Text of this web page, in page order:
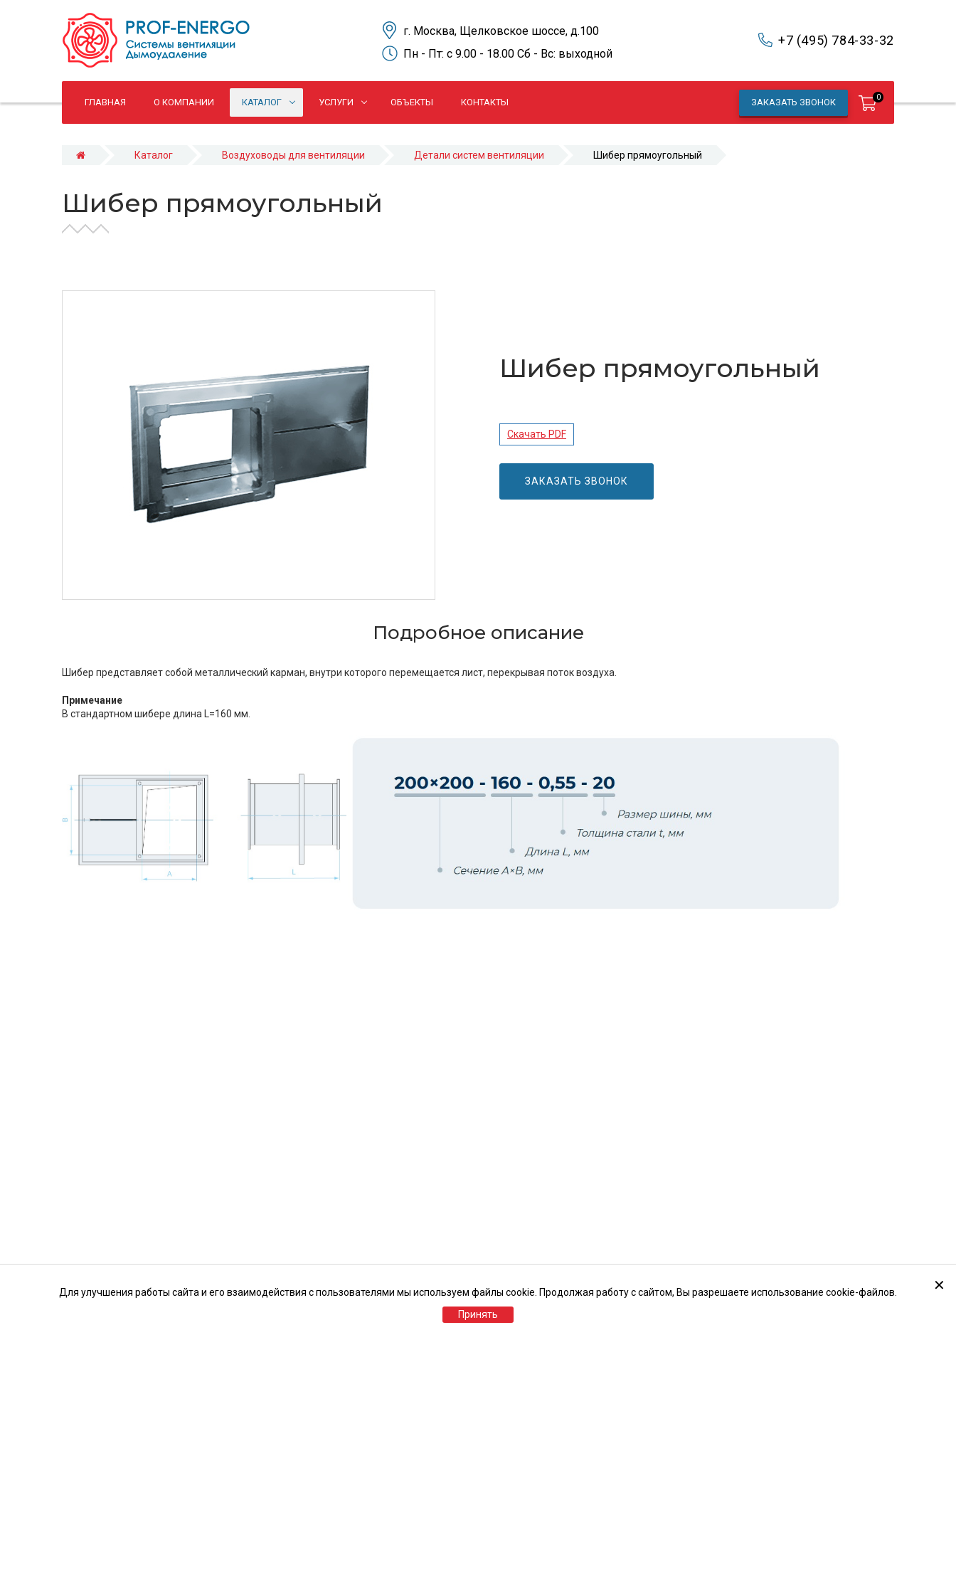
+7 (495) 784-33-32
г. Москва, Щелковское шоссе, д.100
Пн - Пт: c 9.00 - 18.00 Сб - Вс: выходной
ЗАКАЗАТЬ ЗВОНОК
ГЛАВНАЯ О КОМПАНИИ КАТАЛОГ УСЛУГИ ОБЪЕКТЫ КОНТАКТЫ 0
Каталог Воздуховоды для вентиляции Детали систем вентиляции Шибер прямоугольный
Шибер прямоугольный
Шибер прямоугольный
Скачать PDF
ЗАКАЗАТЬ ЗВОНОК
Подробное описание
Шибер представляет собой металлический карман, внутри которого перемещается лист, перекрывая поток воздуха.
Примечание
В стандартном шибере длина L=160 мм.
✕
Для улучшения работы сайта и его взаимодействия с пользователями мы используем файлы cookie. Продолжая работу с сайтом, Вы разрешаете использование cookie-файлов.
Принять